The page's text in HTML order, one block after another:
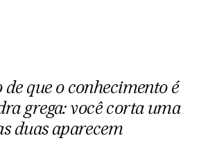
de que o conhecimento é
grega: você corta uma
duas aparecem